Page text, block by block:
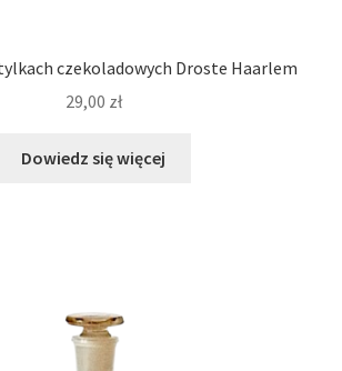
czekoladowych Droste Haarlem
29,00 zł
Dowiedz się więcej